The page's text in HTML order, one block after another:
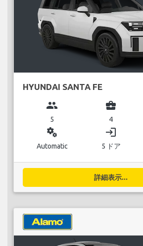
HYUNDAI SANTA FE
group
5
business_center
4
miscellaneous_services
Automatic
login
5 ドア
詳細表示...